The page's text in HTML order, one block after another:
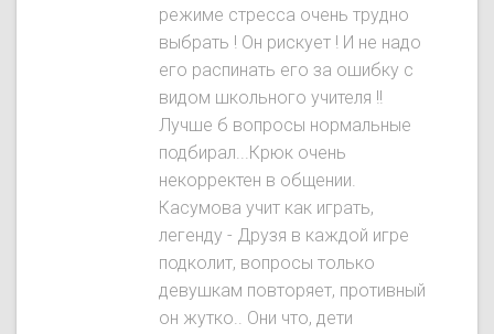
режиме стресса очень трудно
выбрать ! Он рискует ! И не надо
его распинать его за ошибку с
видом школьного учителя !!
Лучше б вопросы нормальные
подбирал...Крюк очень
некорректен в общении.
Касумова учит как играть,
легенду - Друзя в каждой игре
подколит, вопросы только
девушкам повторяет, противный
он жутко.. Они что, дети